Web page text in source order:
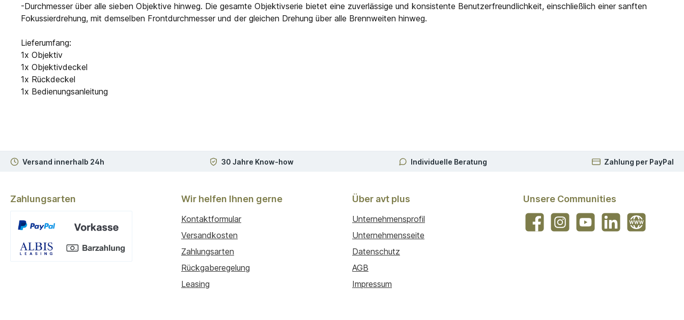
-Durchmesser über alle sieben Objektive hinweg. Die gesamte Objektivserie bietet eine zuverlässige und konsistente Benutzerfreundlichkeit, einschließlich einer sanften
Fokussierdrehung, mit demselben Frontdurchmesser und der gleichen Drehung über alle Brennweiten hinweg.
Lieferumfang:
1x Objektiv
1x Objektivdeckel
1x Rückdeckel
1x Bedienungsanleitung
Versand innerhalb 24h 30 Jahre Know-how Individuelle Beratung Zahlung per PayPal
Zahlungsarten Wir helfen Ihnen gerne
Kontaktformular
Versandkosten
Zahlungsarten
Rückgaberegelung
Leasing
Über avt plus
Unternehmensprofil
Unternehmensseite
Datenschutz
AGB
Impressum
Unsere Communities
FacebookInstagramYouTubeLinkedInWebsite